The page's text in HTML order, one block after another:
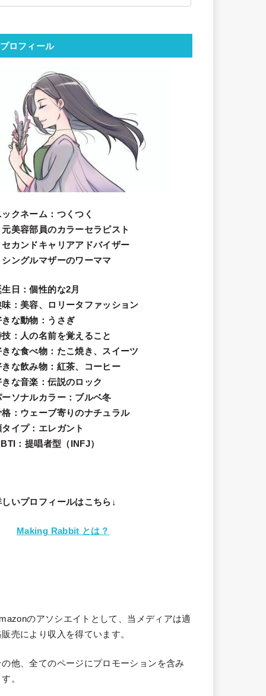
プロフィール
ックネーム ：つくつく
元美容部員のカラーセラピスト
セカンドキャリアアドバイザー
シングルマザーのワーママ
日 ：個性的な2月
味 ：美容、ロリータファッション
きな動物 ：うさぎ
技 ：人の名前を覚えること
きな食べ物 ：たこ焼き、スイーツ
きな飲み物：紅茶、コーヒー
きな音楽：伝説のロック
ーソナルカラー：ブルベ冬
格：ウェーブ寄りのナチュラル
タイプ：エレガン ト
：提唱者型（INFJ）
しいプロフィールはこちら↓
Making Rabbit とは？
のアソシエイトとして、当メディアは適
販売により収入を得ています。
の他、全てのページにプロモーションを含み
。